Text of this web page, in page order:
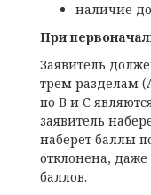
наличие
При
Заявитель
трем разделам
по В и С
заявитель
наберет баллы
отклонена,
баллов.